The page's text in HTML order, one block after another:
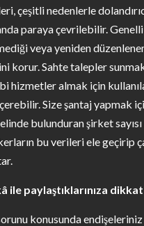
çeşitli nedenlerle
paraya çevrilebilir.
veya yeniden
korur. Sahte talepler
hizmetler almak için
Size şantaj yapmak
bulunduran şirket
bu verileri ele geçirip
ile paylaştıklarınıza
konusunda